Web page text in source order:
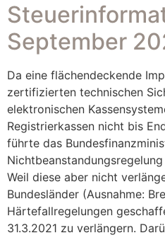
September
Da eine flächendeckende
zertifizierten technischen
elektronischen
Registrierkassen nicht bis
führte das
Weil diese aber nicht
Bundesländer (Ausnahme:
Härtefallregelungen
31.3.2021 zu verlängern.